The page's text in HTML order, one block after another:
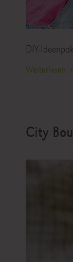
DIY-
Weiterlesen
City